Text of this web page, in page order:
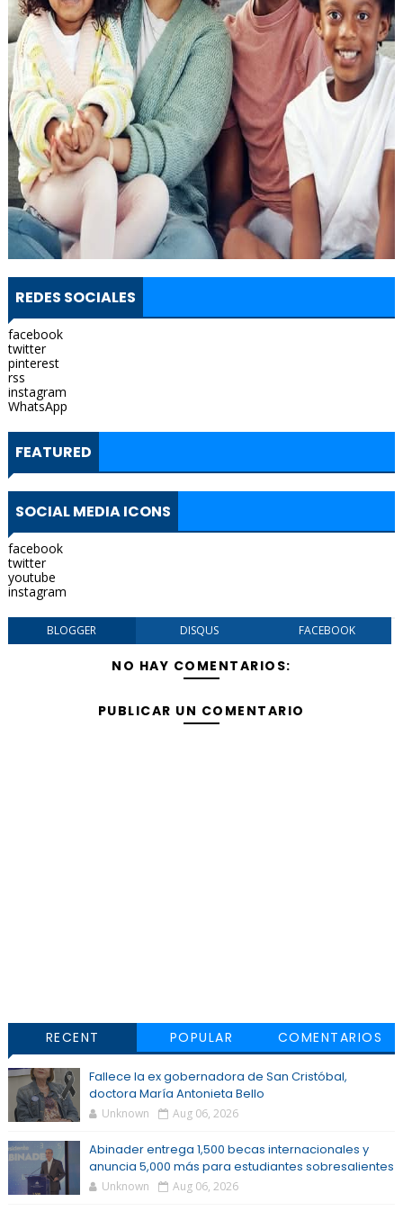
REDES SOCIALES
facebook
twitter
pinterest
rss
instagram
WhatsApp
FEATURED
SOCIAL MEDIA ICONS
facebook
twitter
youtube
instagram
BLOGGER DISQUS FACEBOOK
NO HAY COMENTARIOS:
PUBLICAR UN COMENTARIO
RECENT POPULAR COMENTARIOS
Fallece la ex gobernadora de San Cristóbal,
doctora María Antonieta Bello
Unknown Aug 06, 2026
Abinader entrega 1,500 becas internacionales y
anuncia 5,000 más para estudiantes sobresalientes
Unknown Aug 06, 2026